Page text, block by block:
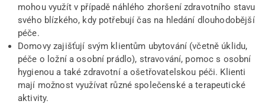
mohou využít v případě náhlého zhoršení zdravotního stavu
svého blízkého, kdy potřebují čas na hledání dlouhodobější
péče.
Domovy zajišťují svým klientům ubytování (včetně úklidu,
péče o ložní a osobní prádlo), stravování, pomoc s osobní
hygienou a také zdravotní a ošetřovatelskou péči. Klienti
mají možnost využívat různé společenské a terapeutické
aktivity.